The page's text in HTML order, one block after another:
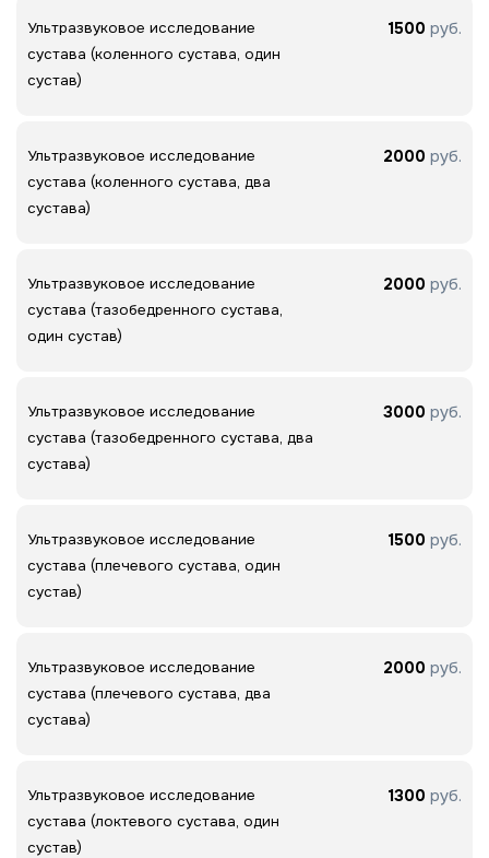
Ультразвуковое исследование
сустава (коленного сустава, один
сустав)
1500 руб.
Ультразвуковое исследование
сустава (коленного сустава, два
сустава)
2000 руб.
Ультразвуковое исследование
сустава (тазобедренного сустава,
один сустав)
2000 руб.
Ультразвуковое исследование
сустава (тазобедренного сустава, два
сустава)
3000 руб.
Ультразвуковое исследование
сустава (плечевого сустава, один
сустав)
1500 руб.
Ультразвуковое исследование
сустава (плечевого сустава, два
сустава)
2000 руб.
Ультразвуковое исследование
сустава (локтевого сустава, один
сустав)
1300 руб.